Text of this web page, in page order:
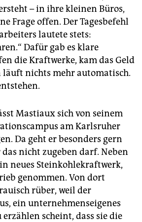
– in ihre kleinen Büros,
Frage offen. Der Tagesbefehl
lautete stets:
Dafür gab es klare
die Kraftwerke, kam das Geld
läuft nichts mehr automatisch.
Mastiaux sich von seinem
am Karls­ruher
Da geht er besonders gern
nicht zugeben darf. Neben
neues Steinkohlekraftwerk,
genommen. Von dort
rüber, weil der
ein unternehmenseigenes
scheint, dass sie die